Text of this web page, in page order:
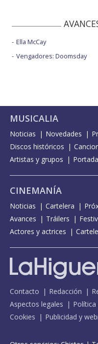
Ella McCay
Vengadores: Doomsday
MUSICALIA
Noticias Novedades
Discos históricos
Artistas y grupos
CINEMANÍA
Noticias Cartelera
Avances
Tráilers
Actores y actrices
Contacto Redacción
Aspectos legales
Política
Cookies
Publicidad y